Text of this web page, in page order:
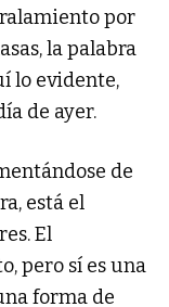
por
la palabra
lo evidente,
de ayer.
de
está el
El
pero sí es una
forma de